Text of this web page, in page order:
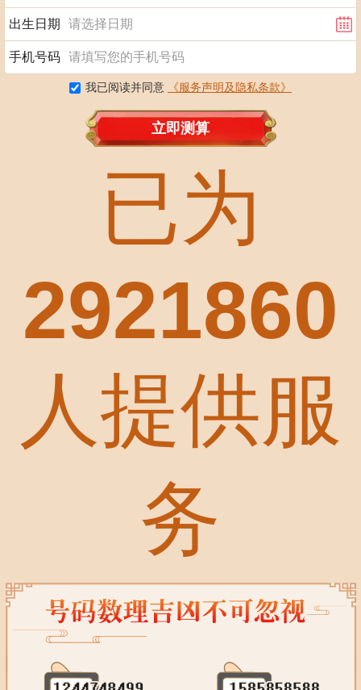
出生日期
手机号码
我已阅读并同意 《服务声明及隐私条款》
立即测算
已为
2921860
人提供服
务